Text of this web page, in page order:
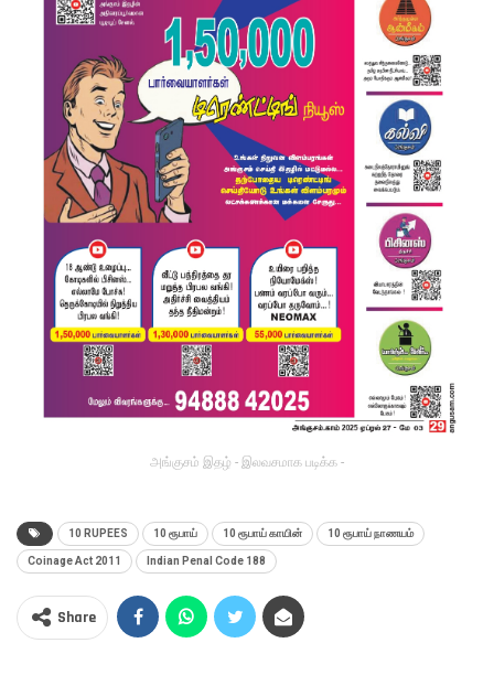
அங்குசம் இதழ் - இலவசமாக படிக்க -
10 RUPEES 10 ரூபாய் 10 ரூபாய் காயின் 10 ரூபாய் நாணயம்
Coinage Act 2011 Indian Penal Code 188
Share